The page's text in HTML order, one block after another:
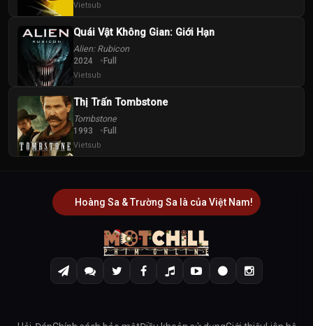
Vietsub
Quái Vật Không Gian: Giới Hạn
Alien: Rubicon
2024 Full
Vietsub
Thị Trấn Tombstone
Tombstone
1993 Full
Vietsub
Hoàng Sa & Trường Sa là của Việt Nam!